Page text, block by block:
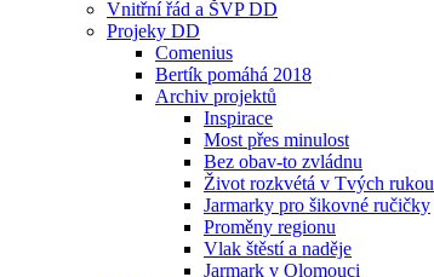
Vnitřní řád a ŠVP DD
Projeky DD
Comenius
Bertík pomáhá 2018
Archiv projektů
Inspirace
Most přes minulost
Bez obav-to zvládnu
Život rozkvétá v Tvých rukou
Jarmarky pro šikovné ručičky
Proměny regionu
Vlak štěstí a naděje
Jarmark v Olomouci